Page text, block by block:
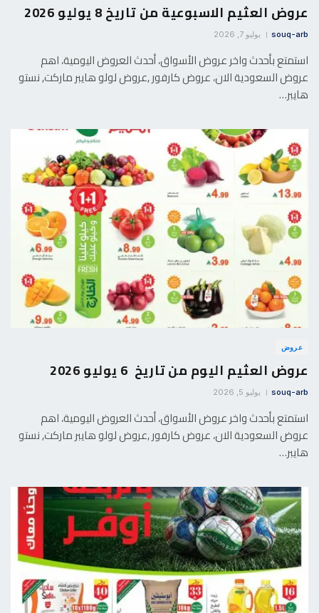
عروض العثيم الاسبوعية من تاريخ 8 يوليو 2026
souq-arb يوليو 7, 2026
استمتع بأحدث واخر عروض الأسواق، أحدث العروض اليومية، اهم
عروض السعودية الان، عروض كارفور ,عروض لولو هايبر ماركت, نستو
هايبر…
عروض
عروض العثيم اليوم من تاريخ 6 يوليو 2026
souq-arb يوليو 5, 2026
استمتع بأحدث واخر عروض الأسواق، أحدث العروض اليومية، اهم
عروض السعودية الان، عروض كارفور ,عروض لولو هايبر ماركت, نستو
هايبر…